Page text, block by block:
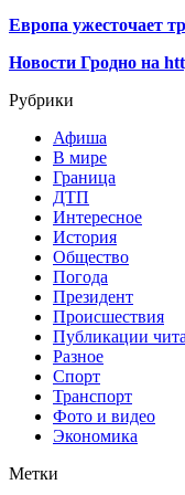
Европа ужесточает
Новости Гродно на
Рубрики
Афиша
В мире
Граница
ДТП
Интересное
История
Общество
Погода
Президент
Происшествия
Публикации
Разное
Спорт
Транспорт
Фото и видео
Экономика
Метки